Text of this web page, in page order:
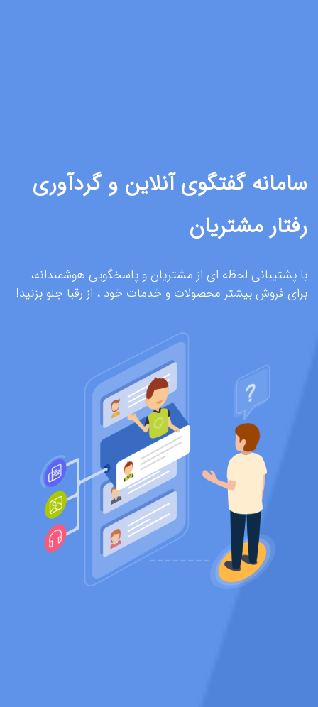
سامانه گفتگوی آنلاین و گردآوری
رفتار مشتریان
با پشتیبانی لحظه ای از مشتریان و پاسخگویی هوشمندانه،
برای فروش بیشتر محصولات و خدمات خود ، از رقبا جلو بزنید!